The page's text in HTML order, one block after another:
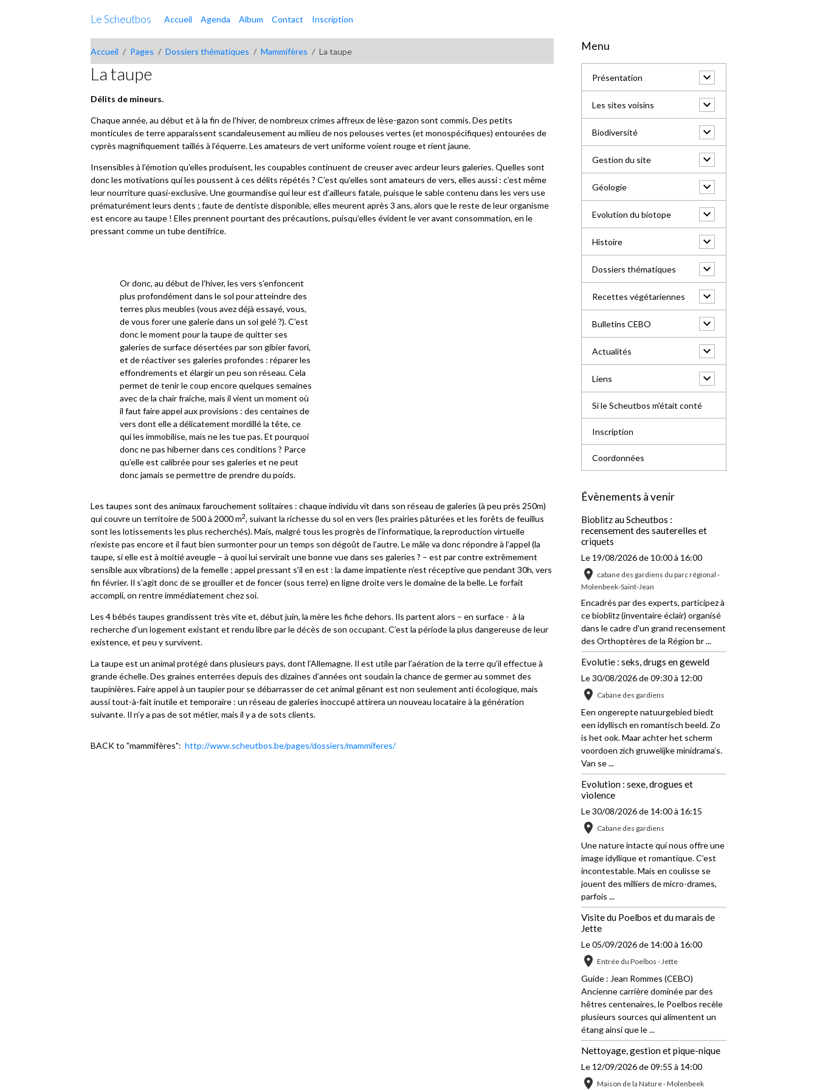
Le Scheutbos Accueil Agenda Album Contact Inscription
Accueil Pages Dossiers thématiques Mammifères La taupe
La taupe
Délits de mineurs.
Chaque année, au début et à la fin de l’hiver, de nombreux crimes affreux de lèse-gazon sont commis. Des petits
monticules de terre apparaissent scandaleusement au milieu de nos pelouses vertes (et monospécifiques) entourées de
cyprès magnifiquement taillés à l’équerre. Les amateurs de vert uniforme voient rouge et rient jaune.
Insensibles à l’émotion qu’elles produisent, les coupables continuent de creuser avec ardeur leurs galeries. Quelles sont
donc les motivations qui les poussent à ces délits répétés ? C’est qu’elles sont amateurs de vers, elles aussi : c’est même
leur nourriture quasi-exclusive. Une gourmandise qui leur est d’ailleurs fatale, puisque le sable contenu dans les vers use
prématurément leurs dents ; faute de dentiste disponible, elles meurent après 3 ans, alors que le reste de leur organisme
est encore au taupe ! Elles prennent pourtant des précautions, puisqu’elles évident le ver avant consommation, en le
pressant comme un tube dentifrice.
Or donc, au début de l’hiver, les vers s’enfoncent
plus profondément dans le sol pour atteindre des
terres plus meubles (vous avez déjà essayé, vous,
de vous forer une galerie dans un sol gelé ?). C’est
donc le moment pour la taupe de quitter ses
galeries de surface désertées par son gibier favori,
et de réactiver ses galeries profondes : réparer les
effondrements et élargir un peu son réseau. Cela
permet de tenir le coup encore quelques semaines
avec de la chair fraîche, mais il vient un moment où
il faut faire appel aux provisions : des centaines de
vers dont elle a délicatement mordillé la tête, ce
qui les immobilise, mais ne les tue pas. Et pourquoi
donc ne pas hiberner dans ces conditions ? Parce
qu’elle est calibrée pour ses galeries et ne peut
donc jamais se permettre de prendre du poids.
Les taupes sont des animaux farouchement solitaires : chaque individu vit dans son réseau de galeries (à peu près 250m)
qui couvre un territoire de 500 à 2000 m2, suivant la richesse du sol en vers (les prairies pâturées et les forêts de feuillus
sont les lotissements les plus recherchés). Mais, malgré tous les progrès de l’informatique, la reproduction virtuelle
n’existe pas encore et il faut bien surmonter pour un temps son dégoût de l’autre. Le mâle va donc répondre à l’appel (la
taupe, si elle est à moitié aveugle – à quoi lui servirait une bonne vue dans ses galeries ? – est par contre extrêmement
sensible aux vibrations) de la femelle ; appel pressant s’il en est : la dame impatiente n’est réceptive que pendant 30h, vers
fin février. Il s’agit donc de se grouiller et de foncer (sous terre) en ligne droite vers le domaine de la belle. Le forfait
accompli, on rentre immédiatement chez soi.
Les 4 bébés taupes grandissent très vite et, début juin, la mère les fiche dehors. Ils partent alors – en surface - à la
recherche d’un logement existant et rendu libre par le décès de son occupant. C’est la période la plus dangereuse de leur
existence, et peu y survivent.
La taupe est un animal protégé dans plusieurs pays, dont l’Allemagne. Il est utile par l’aération de la terre qu’il effectue à
grande échelle. Des graines enterrées depuis des dizaines d’années ont soudain la chance de germer au sommet des
taupinières. Faire appel à un taupier pour se débarrasser de cet animal gênant est non seulement anti écologique, mais
aussi tout-à-fait inutile et temporaire : un réseau de galeries inoccupé attirera un nouveau locataire à la génération
suivante. Il n’y a pas de sot métier, mais il y a de sots clients.
BACK to "mammifères":http://www.scheutbos.be/pages/dossiers/mammiferes/
Menu
Présentation
Les sites voisins
Biodiversité
Gestion du site
Géologie
Evolution du biotope
Histoire
Dossiers thématiques
Recettes végétariennes
Bulletins CEBO
Actualités
Liens
Si le Scheutbos m'était conté
Inscription
Coordonnées
Évènements à venir
Bioblitz au Scheutbos :
recensement des sauterelles et
criquets
Le 19/08/2026de 10:00à 16:00
cabane des gardiens du parc régional -
Molenbeek-Saint-Jean
Encadrés par des experts, participez à
ce bioblitz (inventaire éclair) organisé
dans le cadre d'un grand recensement
des Orthoptères de la Région br ...
Evolutie : seks, drugs en geweld
Le 30/08/2026de 09:30à 12:00
Cabane des gardiens
Een ongerepte natuurgebied biedt
een idyllisch en romantisch beeld. Zo
is het ook. Maar achter het scherm
voordoen zich gruwelijke minidrama’s.
Van se ...
Evolution : sexe, drogues et
violence
Le 30/08/2026de 14:00à 16:15
Cabane des gardiens
Une nature intacte qui nous offre une
image idyllique et romantique. C’est
incontestable. Mais en coulisse se
jouent des milliers de micro-drames,
parfois ...
Visite du Poelbos et du marais de
Jette
Le 05/09/2026de 14:00à 16:00
Entrée du Poelbos - Jette
Guide : Jean Rommes (CEBO)
Ancienne carrière dominée par des
hêtres centenaires, le Poelbos recèle
plusieurs sources qui alimentent un
étang ainsi que le ...
Nettoyage, gestion et pique-nique
Le 12/09/2026de 09:55 à 14:00
Maison de la Nature - Molenbeek